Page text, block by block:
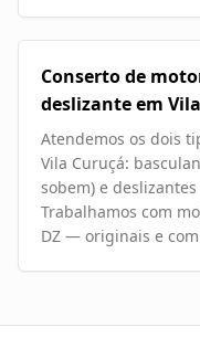
Conserto de
deslizante em
Atendemos os dois
Vila Curuçá:
sobem) e
Trabalhamos com
DZ — originais e